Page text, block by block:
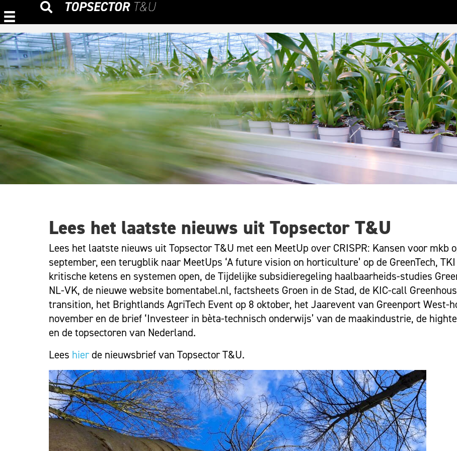
Lees het laatste nieuws uit Topsector T&U
Lees het laatste nieuws uit Topsector T&U met een MeetUp over CRISPR: Kansen voor mkb
september, een terugblik naar MeetUps ‘A future vision on horticulture’ op de GreenTech,
kritische ketens en systemen open, de Tijdelijke subsidieregeling haalbaarheids-studies
NL-VK, de nieuwe website bomentabel.nl, factsheets Groen in de Stad, de KIC-call
transition, het Brightlands AgriTech Event op 8 oktober, het Jaarevent van Greenport West-
november en de brief ‘Investeer in bèta-technisch onderwijs’ van de maakindustrie, de
en de topsectoren van Nederland.
Lees hierde nieuwsbrief van Topsector T&U.